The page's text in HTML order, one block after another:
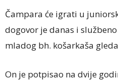
Čampara će igrati u
dogovor je danas i
mladog bh. košarkaša
On je potpisao na dvije